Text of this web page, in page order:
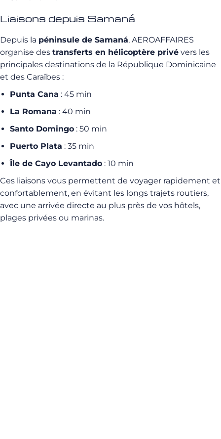
Liaisons depuis Samaná
Depuis la péninsule de Samaná, AEROAFFAIRES
organise des transferts en hélicoptère privé vers les
principales destinations de la République Dominicaine
et des Caraïbes :
Punta Cana : 45 min
La Romana : 40 min
Santo Domingo : 50 min
Puerto Plata : 35 min
Île de Cayo Levantado : 10 min
Ces liaisons vous permettent de voyager rapidement et
confortablement, en évitant les longs trajets routiers,
avec une arrivée directe au plus près de vos hôtels,
plages privées ou marinas.